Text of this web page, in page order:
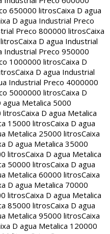
650000 litrosCaixa D agua
D agua Industrial Preco
Preco 800000 litrosCaixa
Caixa D agua Industrial
Industrial Preco 950000
1000000 litrosCaixa D
Caixa D agua Industrial
Industrial Preco 4000000
5000000 litrosCaixa D
agua Metalica 5000
litrosCaixa D agua Metalica
15000 litrosCaixa D agua
Metalica 25000 litrosCaixa
D agua Metalica 35000
litrosCaixa D agua Metalica
50000 litrosCaixa D agua
Metalica 60000 litrosCaixa
D agua Metalica 70000
litrosCaixa D agua Metalica
85000 litrosCaixa D agua
Metalica 95000 litrosCaixa
D agua Metalica 120000